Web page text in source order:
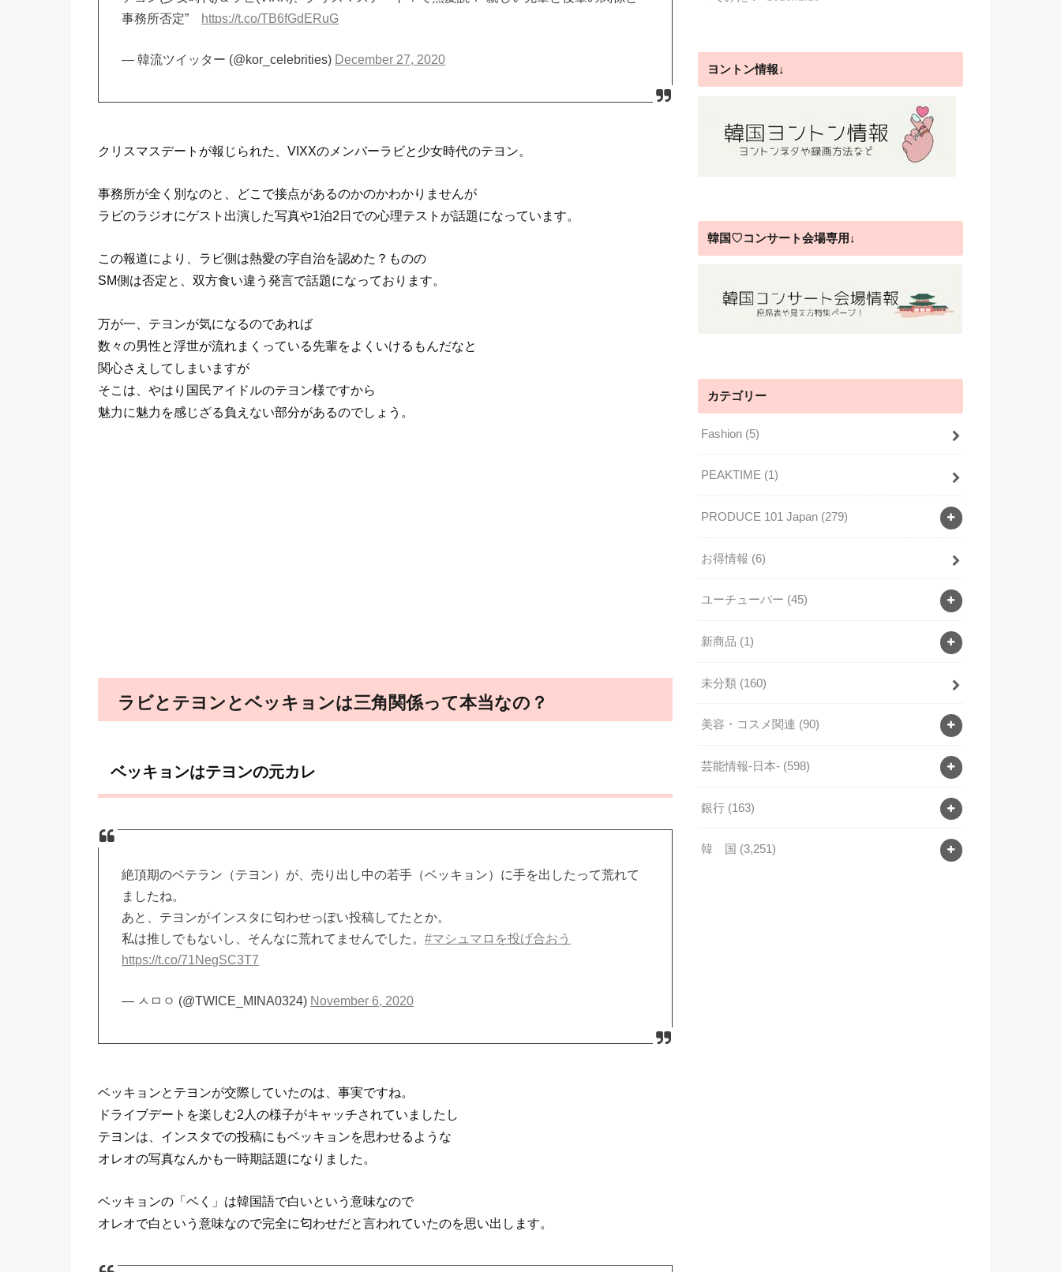
事務所否定”
https://t.co/TB6fGdERuG
— 韓流ツイッター (@kor_celebrities) December 27, 2020
クリスマスデートが報じられた、VIXXのメンバーラビと少女時代のテヨン。
事務所が全く別なのと、どこで接点があるのかのかわかりませんが
ラビのラジオにゲスト出演した写真や1泊2日での心理テストが話題になっています。
この報道により、ラビ側は熱愛の字自治を認めた？ものの
SM側は否定と、双方食い違う発言で話題になっております。
万が一、テヨンが気になるのであれば
数々の男性と浮世が流れまくっている先輩をよくいけるもんだなと
関心さえしてしまいますが
そこは、やはり国民アイドルのテヨン様ですから
魅力に魅力を感じざる負えない部分があるのでしょう。
ラビとテヨンとベッキョンは三角関係って本当なの？
ベッキョンはテヨンの元カレ
絶頂期のベテラン（テヨン）が、売り出し中の若手（ベッキョン）に手を出したって荒れて
ましたね。
あと、テヨンがインスタに匂わせっぽい投稿してたとか。
私は推しでもないし、そんなに荒れてませんでした。#マシュマロを投げ合おう
https://t.co/71NegSC3T7
— ㅅㅁㅇ (@TWICE_MINA0324) November 6, 2020
ベッキョンとテヨンが交際していたのは、事実ですね。
ドライブデートを楽しむ2人の様子がキャッチされていましたし
テヨンは、インスタでの投稿にもベッキョンを思わせるような
オレオの写真なんかも一時期話題になりました。
ベッキョンの「ベく」は韓国語で白いという意味なので
オレオで白という意味なので完全に匂わせだと言われていたのを思い出します。
ヨントン情報↓
韓国♡コンサート会場専用↓
カテゴリー
Fashion (5)
PEAKTIME (1)
PRODUCE 101 Japan (279)
お得情報 (6)
ユーチューバー (45)
新商品 (1)
未分類 (160)
美容・コスメ関連 (90)
芸能情報-日本- (598)
銀行 (163)
韓 国 (3,251)